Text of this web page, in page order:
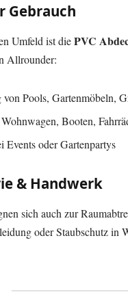
Gebrauch
Umfeld ist diePVC
Allrounder:
von Pools, Gartenmöbeln,
Booten,
Events oder Gartenpartys
& Handwerk
sich auch zur
oder Staubschutz in